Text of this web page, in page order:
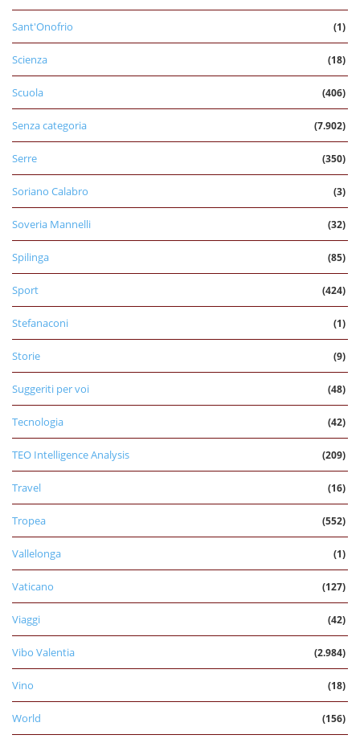
Sant'Onofrio (1)
Scienza (18)
Scuola (406)
Senza categoria (7.902)
Serre (350)
Soriano Calabro (3)
Soveria Mannelli (32)
Spilinga (85)
Sport (424)
Stefanaconi (1)
Storie (9)
Suggeriti per voi (48)
Tecnologia (42)
TEO Intelligence Analysis (209)
Travel (16)
Tropea (552)
Vallelonga (1)
Vaticano (127)
Viaggi (42)
Vibo Valentia (2.984)
Vino (18)
World (156)